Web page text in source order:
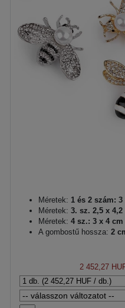
Méretek: 1 és 2 szám: 3
Méretek: 3. sz. 2,5 x 4,2
Méretek: 4 sz.: 3 x 4 cm
A gombostű hossza: 2
2 452,27